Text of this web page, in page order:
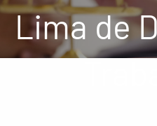
Lima de